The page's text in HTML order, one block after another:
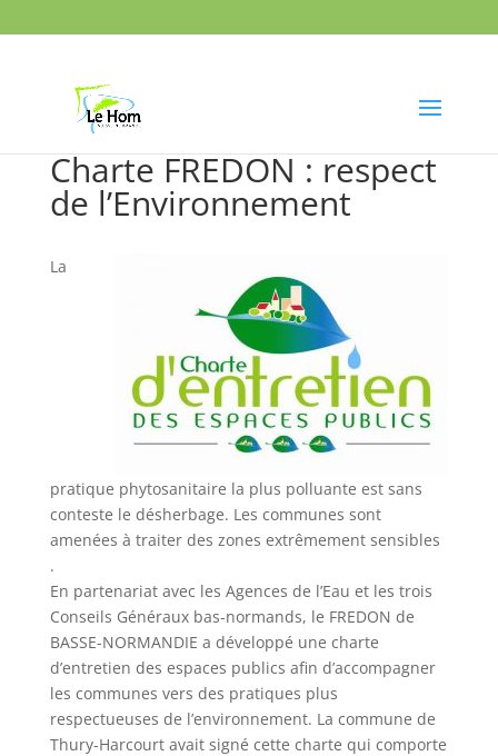
Charte FREDON : respect
de l’Environnement
La
pratique phytosanitaire la plus polluante est sans
conteste le désherbage. Les communes sont
amenées à traiter des zones extrêmement sensibles
.
En partenariat avec les Agences de l’Eau et les trois
Conseils Généraux bas-normands, le FREDON de
BASSE-NORMANDIE a développé une charte
d’entretien des espaces publics afin d’accompagner
les communes vers des pratiques plus
respectueuses de l’environnement. La commune de
Thury-Harcourt avait signé cette charte qui comporte